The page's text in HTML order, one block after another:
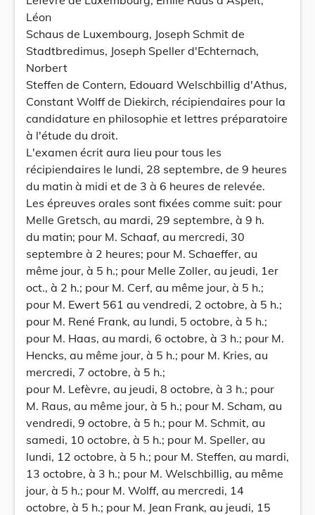
Léon
Schaus de Luxembourg, Joseph Schmit de
Stadtbredimus, Joseph Speller d'Echternach,
Norbert
Steffen de Contern, Edouard Welschbillig d'Athus,
Constant Wolff de Diekirch, récipiendaires pour la
candidature en philosophie et lettres préparatoire
à l'étude du droit.
L'examen écrit aura lieu pour tous les
récipiendaires le lundi, 28 septembre, de 9 heures
du matin à midi et de 3 à 6 heures de relevée.
Les épreuves orales sont fixées comme suit: pour
Melle Gretsch, au mardi, 29 septembre, à 9 h.
du matin; pour M. Schaaf, au mercredi, 30
septembre à 2 heures; pour M. Schaeffer, au
même jour, à 5 h.; pour Melle Zoller, au jeudi, 1er
oct., à 2 h.; pour M. Cerf, au même jour, à 5 h.;
pour M. Ewert 561 au vendredi, 2 octobre, à 5 h.;
pour M. René Frank, au lundi, 5 octobre, à 5 h.;
pour M. Haas, au mardi, 6 octobre, à 3 h.; pour M.
Hencks, au même jour, à 5 h.; pour M. Kries, au
mercredi, 7 octobre, à 5 h.;
pour M. Lefèvre, au jeudi, 8 octobre, à 3 h.; pour
M. Raus, au même jour, à 5 h.; pour M. Scham, au
vendredi, 9 octobre, à 5 h.; pour M. Schmit, au
samedi, 10 octobre, à 5 h.; pour M. Speller, au
lundi, 12 octobre, à 5 h.; pour M. Steffen, au mardi,
13 octobre, à 3 h.; pour M. Welschbillig, au même
jour, à 5 h.; pour M. Wolff, au mercredi, 14
octobre, à 5 h.; pour M. Jean Frank, au jeudi, 15